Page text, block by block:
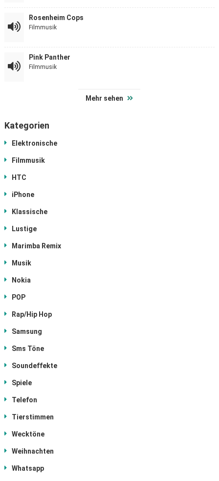
Rosenheim Cops
Filmmusik
Pink Panther
Filmmusik
Mehr sehen
Kategorien
Elektronische
Filmmusik
HTC
iPhone
Klassische
Lustige
Marimba Remix
Musik
Nokia
POP
Rap/Hip Hop
Samsung
Sms Töne
Soundeffekte
Spiele
Telefon
Tierstimmen
Wecktöne
Weihnachten
Whatsapp